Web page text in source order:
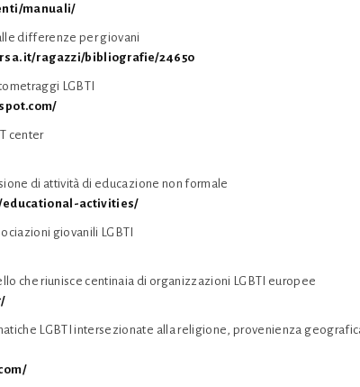
manuali/
differenze per giovani
ragazzi/bibliografie/24650
LGBTI
center
di attività di educazione non formale
activities/
giovanili LGBTI
che riunisce centinaia di organizzazioni LGBTI europee
LGBTI intersezionate alla religione, provenienza